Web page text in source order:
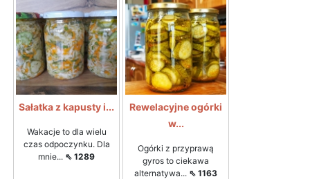
Sałatka z kapusty i...
Wakacje to dla wielu
czas odpoczynku. Dla
mnie... ⇖ 1289
Rewelacyjne ogórki
w...
Ogórki z przyprawą
gyros to ciekawa
alternatywa... ⇖ 1163